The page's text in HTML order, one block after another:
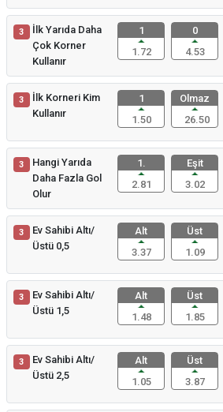
3
İlk Yarıda Daha
Çok Korner
Kullanır
1
1.72
0
4.53
3
İlk Korneri Kim
Kullanır
1
1.50
Olmaz
26.50
3
Hangi Yarıda
Daha Fazla Gol
Olur
1.
2.81
Eşit
3.02
3
Ev Sahibi Altı/
Üstü 0,5
Alt
3.37
Üst
1.09
3
Ev Sahibi Altı/
Üstü 1,5
Alt
1.48
Üst
1.85
3
Ev Sahibi Altı/
Üstü 2,5
Alt
1.05
Üst
3.87